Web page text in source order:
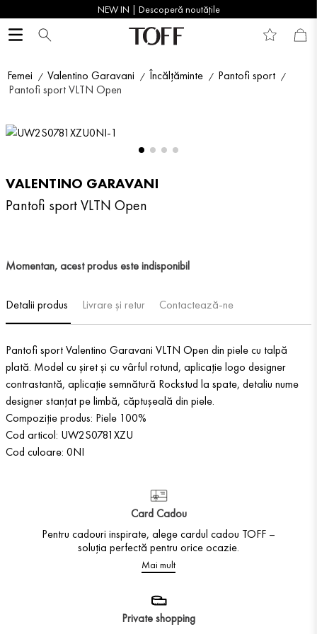
NEW IN | Descoperă noutățile
Femei Valentino Garavani Încălțăminte
Pantofi sport
Pantofi sport VLTN Open
VALENTINO GARAVANI
Pantofi sport VLTN Open
Momentan, acest produs este indisponibil
Detalii produs Livrare și retur Contactează-ne
Pantofi sport Valentino Garavani VLTN Open din piele cu talpă
plată. Model cu șiret și cu vârful rotund, aplicație logo designer
contrastantă, aplicație semnătură Rockstud la spate, detaliu nume
designer stanțat pe limbă, căptușeală din piele.
Compoziție produs: Piele 100%
Cod articol: UW2S0781XZU
Cod culoare: 0NI
Card Cadou
Pentru cadouri inspirate, alege cardul cadou TOFF –
soluția perfectă pentru orice ocazie.
Mai mult
Private shopping